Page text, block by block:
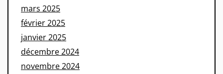
mars 2025
février 2025
janvier 2025
décembre 2024
novembre 2024